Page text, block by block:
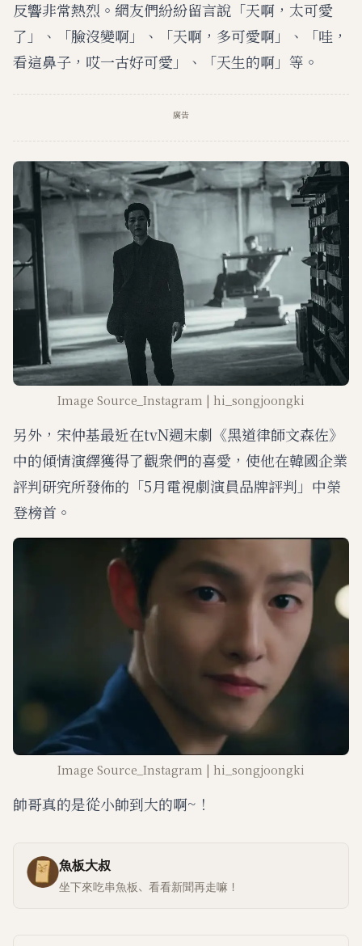
反響非常熱烈。網友們紛紛留言說「天啊，太可愛
了」、「臉沒變啊」、「天啊，多可愛啊」、「哇，
看這鼻子，哎一古好可愛」、「天生的啊」等。
廣告
Image Source_Instagram | hi_songjoongki
另外，宋仲基最近在tvN週末劇《黑道律師文森佐》
中的傾情演繹獲得了觀衆們的喜愛，使他在韓國企業
評判研究所發佈的「5月電視劇演員品牌評判」中榮
登榜首。
Image Source_Instagram | hi_songjoongki
帥哥真的是從小帥到大的啊~！
魚板大叔
坐下來吃串魚板、看看新聞再走嘛！